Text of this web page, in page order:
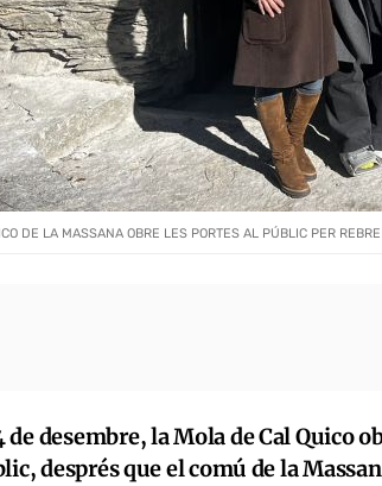
DE LA MASSANA OBRE LES PORTES AL PÚBLIC PER
desembre, la Mola de Cal Quico
després que el comú de la